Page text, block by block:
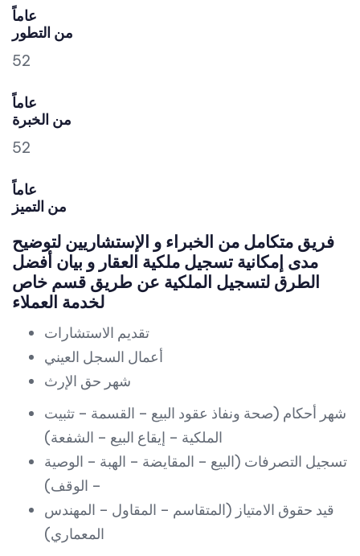
عاماً
من التطور
52
عاماً
من الخبرة
52
عاماً
من التميز
فريق متكامل من الخبراء و الإستشاريين لتوضيح
مدى إمكانية تسجيل ملكية العقار و بيان أفضل
الطرق لتسجيل الملكية عن طريق قسم خاص
لخدمة العملاء
تقديم الاستشارات
أعمال السجل العيني
شهر حق الإرث
شهر أحكام (صحة ونفاذ عقود البيع – القسمة – تثبيت
الملكية – إيقاع البيع – الشفعة)
تسجيل التصرفات (البيع – المقايضة – الهبة – الوصية
– الوقف)
قيد حقوق الامتياز (المتقاسم – المقاول – المهندس
المعماري)